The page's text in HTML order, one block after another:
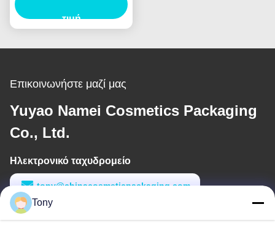
αποτελέσματα
τιμή
Επικοινωνήστε μαζί μας
Yuyao Namei Cosmetics Packaging
Co., Ltd.
Ηλεκτρονικό ταχυδρομείο
tony@chinacosmeticpackaging.com
Εργασιακό χρόνο
Tony